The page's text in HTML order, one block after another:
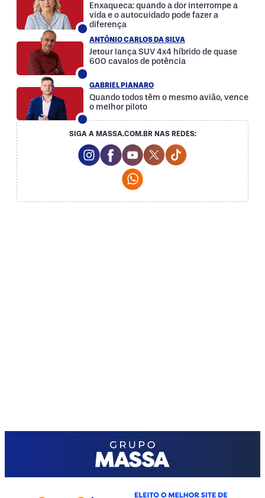
Enxaqueca: quando a dor interrompe a
vida e o autocuidado pode fazer a
diferença
ANTÔNIO CARLOS DA SILVA
Jetour lança SUV 4x4 híbrido de quase
600 cavalos de potência
GABRIEL PIANARO
Quando todos têm o mesmo avião, vence
o melhor piloto
SIGA A MASSA.COM.BR NAS REDES:
Instagram Social Media
Facebook Social Media
Youtube Social Media
Twitter Social Media
Tiktok Social